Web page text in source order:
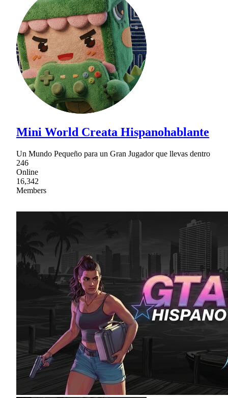
Mini World Creata Hispanohablante
Un Mundo Pequeño para un Gran Jugador que llevas dentro
246
Online
16,342
Members